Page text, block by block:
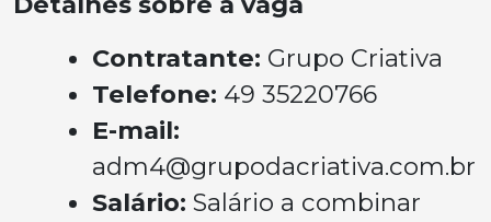
Contratante: Grupo Criativa
Telefone: 49 35220766
E-mail:
adm4@grupodacriativa.com.br
Salário: Salário a combinar